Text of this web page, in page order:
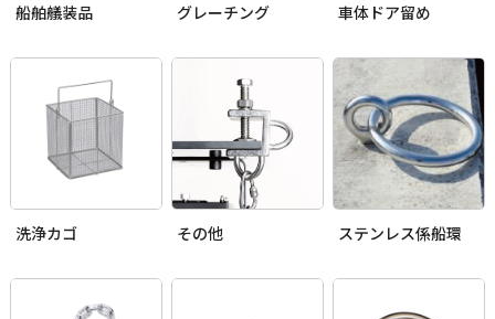
船舶艤装品 グレーチング 車体ドア留め
洗浄カゴ その他 ステンレス係船環